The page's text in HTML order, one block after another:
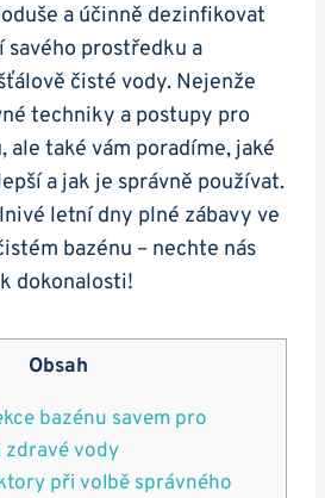
a účinně dezinfikovat
savého prostředku a
čisté vody. Nejenže
techniky a postupy pro
ale také vám poradíme, jaké
a jak je správně používat.
letní dny plné zábavy ve
bazénu – nechte nás
dokonalosti!
Obsah
bazénu savem pro
zdravé vody
při volbě správného